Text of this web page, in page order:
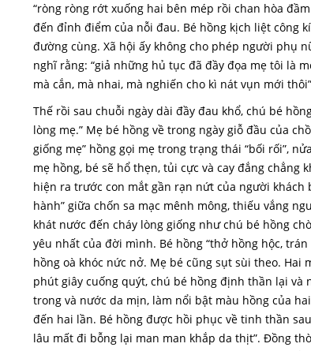
“ròng ròng rớt xuống hai bên mép rồi chan hòa
đến đỉnh điểm của nỗi đau. Bé hồng kịch liệt công
đường cùng. Xã hội ấy không cho phép người phụ
nghĩ rằng: “giả những hủ tục đã đầy đọa mẹ tôi là
mà cắn, mà nhai, mà nghiến cho kì nát vụn mới
Thế rồi sau chuỗi ngày dài đầy đau khổ, chú bé
lòng mẹ.” Mẹ bé hồng về trong ngày giỗ đầu của
giống mẹ” hồng gọi mẹ trong trạng thái “bối rối”,
mẹ hồng, bé sẽ hổ thẹn, tủi cực và cay đắng chẳng
hiện ra trước con mắt gần rạn nứt của người khách
hành” giữa chốn sa mạc mênh mông, thiếu vắng
khát nước đến cháy lòng giống như chú bé hồng
yêu nhất của đời mình. Bé hồng “thở hồng hộc,
hồng oà khóc nức nở. Mẹ bé cũng sụt sùi theo.
phút giây cuống quýt, chú bé hồng định thần lại và
trong và nước da mịn, làm nổi bật màu hồng của
đến hai lần. Bé hồng được hồi phục về tinh thần
lâu mất đi bỗng lại man man khắp da thịt”. Đồng